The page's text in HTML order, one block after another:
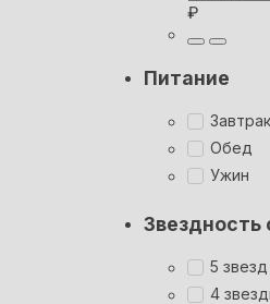
₽
Питание
Завтрак
Обед
Ужин
Звездность
5 звезд
4